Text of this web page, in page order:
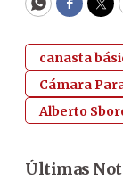
WhatsApp
canasta
Cámara
Alberto
Últimas